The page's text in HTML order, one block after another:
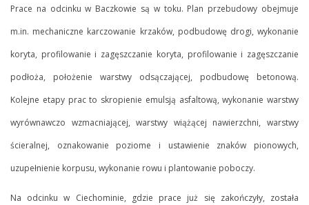
Prace na odcinku w Baczkowie są w toku. Plan przebudowy obejmuje
m.in. mechaniczne karczowanie krzaków, podbudowę drogi, wykonanie
koryta, profilowanie i zagęszczanie koryta, profilowanie i zagęszczanie
podłoża, położenie warstwy odsączającej, podbudowę betonową.
Kolejne etapy prac to skropienie emulsją asfaltową, wykonanie warstwy
wyrównawczo wzmacniającej, warstwy wiążącej nawierzchni, warstwy
ścieralnej, oznakowanie poziome i ustawienie znaków pionowych,
uzupełnienie korpusu, wykonanie rowu i plantowanie poboczy.
Na odcinku w Ciechominie, gdzie prace już się zakończyły, została